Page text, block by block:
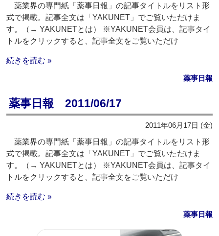
薬業界の専門紙「薬事日報」の記事タイトルをリスト形
式で掲載。記事全文は「YAKUNET」でご覧いただけま
す。（→ YAKUNETとは） ※YAKUNET会員は、記事タイ
トルをクリックすると、記事全文をご覧いただけ
続きを読む »
薬事日報
薬事日報 2011/06/17
2011年06月17日 (金)
薬業界の専門紙「薬事日報」の記事タイトルをリスト形
式で掲載。記事全文は「YAKUNET」でご覧いただけま
す。（→ YAKUNETとは） ※YAKUNET会員は、記事タイ
トルをクリックすると、記事全文をご覧いただけ
続きを読む »
薬事日報